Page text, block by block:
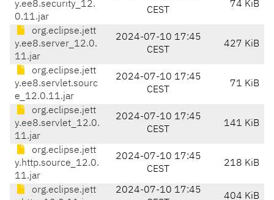
y.ee8.security_12.
0.11.jar
CEST
74 KiB
org.eclipse.jett
y.ee8.server_12.0.
11.jar
2024-07-10 17:45
CEST
427 KiB
org.eclipse.jett
y.ee8.servlet.sourc
e_12.0.11.jar
2024-07-10 17:45
CEST
71 KiB
org.eclipse.jett
y.ee8.servlet_12.0.
11.jar
2024-07-10 17:45
CEST
141 KiB
org.eclipse.jett
y.http.source_12.0.
11.jar
2024-07-10 17:45
CEST
218 KiB
org.eclipse.jett
2024-07-10 17:45
404 KiB